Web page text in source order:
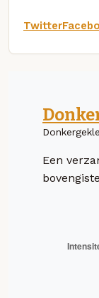
Twitter
Een